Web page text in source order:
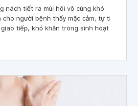
nách tiết ra mùi hôi vô cùng khó
cho người bệnh thấy mặc cảm, tự ti
tiếp, khó khăn trong sinh hoạt